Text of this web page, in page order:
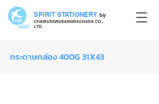
SPIRIT STATIONERY by
CHAIRUNGRUEANGRACHADA CO.,
LTD.
กระดาษกล่อง 400G 31X43